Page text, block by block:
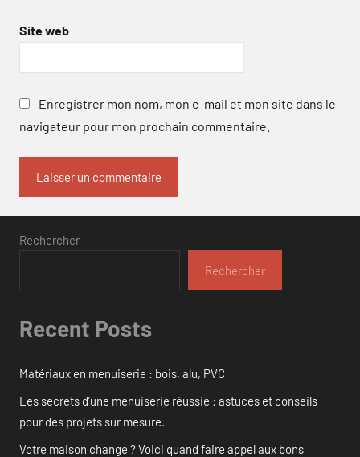
Site web
Enregistrer mon nom, mon e-mail et mon site dans le
navigateur pour mon prochain commentaire.
Rechercher
Rechercher
Recent Posts
Matériaux en menuiserie : bois, alu, PVC
Les secrets d’une menuiserie réussie : astuces et conseils
pour des projets sur mesure.
Votre maison change ? Voici quand faire appel aux bons